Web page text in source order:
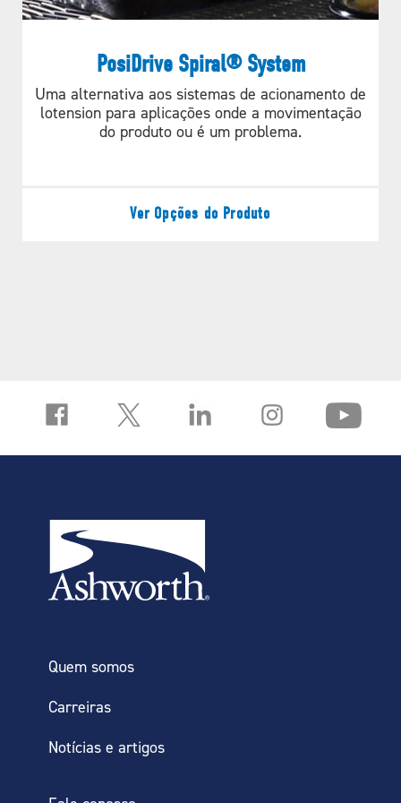
temperaturas da zona do forno
Monitoramento autônomo seguro, independente
da rede da fábrica
Acesso a vários fornos e locais da fábrica a partir
de uma tela
Manutenção preditiva versus preventiva
Minimiza o tempo de inatividade
Prolonga a vida útil do equipamento
Melhorar os lucros
PosiDrive Spiral® System
Uma alternativa aos sistemas de acionamento de
lotension para aplicações onde a movimentação
do produto ou é um problema.
Ver Opções do Produto
Quem somos
Carreiras
Notícias e artigos